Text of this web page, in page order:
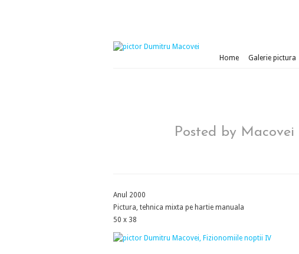
Home Galerie pictura
Posted by Macovei
Anul 2000
Pictura, tehnica mixta pe hartie manuala
50 x 38